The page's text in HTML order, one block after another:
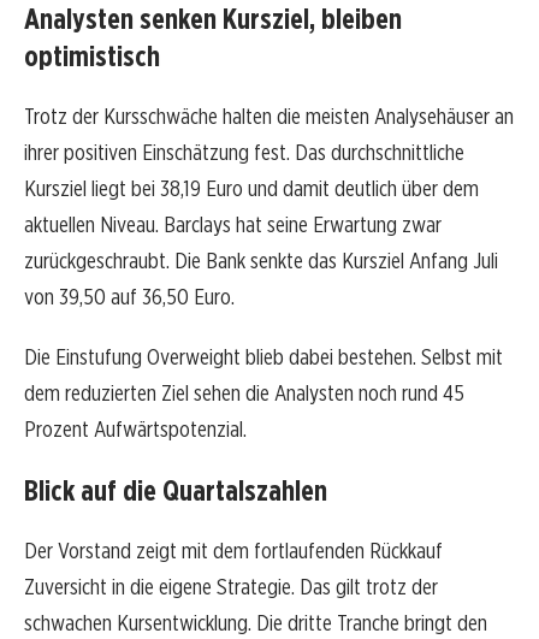
Analysten senken Kursziel, bleiben
optimistisch
Trotz der Kursschwäche halten die meisten Analysehäuser an
ihrer positiven Einschätzung fest. Das durchschnittliche
Kursziel liegt bei 38,19 Euro und damit deutlich über dem
aktuellen Niveau. Barclays hat seine Erwartung zwar
zurückgeschraubt. Die Bank senkte das Kursziel Anfang Juli
von 39,50 auf 36,50 Euro.
Die Einstufung Overweight blieb dabei bestehen. Selbst mit
dem reduzierten Ziel sehen die Analysten noch rund 45
Prozent Aufwärtspotenzial.
Blick auf die Quartalszahlen
Der Vorstand zeigt mit dem fortlaufenden Rückkauf
Zuversicht in die eigene Strategie. Das gilt trotz der
schwachen Kursentwicklung. Die dritte Tranche bringt den